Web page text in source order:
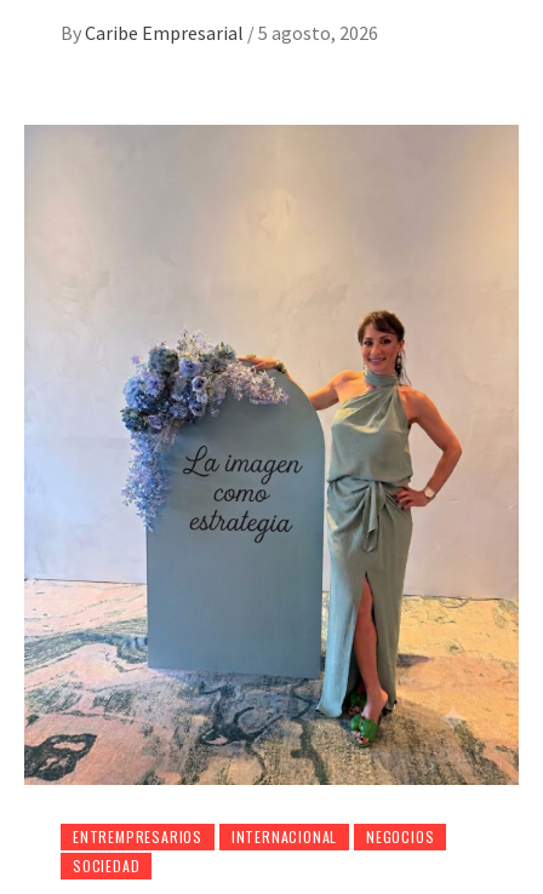
ByCaribe Empresarial /5 agosto, 2026
ENTREMPRESARIOS INTERNACIONAL
NEGOCIOS
SOCIEDAD